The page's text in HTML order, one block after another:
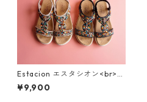
Estacion エスタシオン<br>エ
スニック調カラフルビーズデ
ザインコンフォートサンダル 3
¥9,900